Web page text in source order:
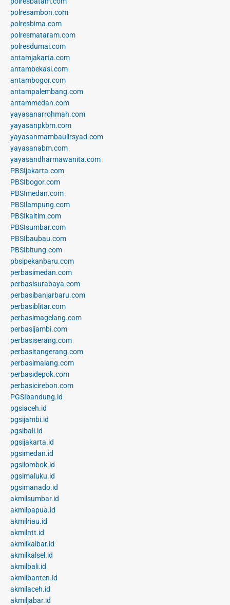
polresambon.com
polresbima.com
polresmataram.com
polresdumai.com
antamjakarta.com
antambekasi.com
antambogor.com
antampalembang.com
antammedan.com
yayasanarrohmah.com
yayasanpkbm.com
yayasanmambaulirsyad.com
yayasanabm.com
yayasandharmawanita.com
PBSIjakarta.com
PBSIbogor.com
PBSImedan.com
PBSIlampung.com
PBSIkaltim.com
PBSIsumbar.com
PBSIbaubau.com
PBSIbitung.com
pbsipekanbaru.com
perbasimedan.com
perbasisurabaya.com
perbasibanjarbaru.com
perbasiblitar.com
perbasimagelang.com
perbasijambi.com
perbasiserang.com
perbasitangerang.com
perbasimalang.com
perbasidepok.com
perbasicirebon.com
PGSIbandung.id
pgsiaceh.id
pgsijambi.id
pgsibali.id
pgsijakarta.id
pgsimedan.id
pgsilombok.id
pgsimaluku.id
pgsimanado.id
akmilsumbar.id
akmilpapua.id
akmilriau.id
akmilntt.id
akmilkalbar.id
akmilkalsel.id
akmilbali.id
akmilbanten.id
akmilaceh.id
akmiljabar.id